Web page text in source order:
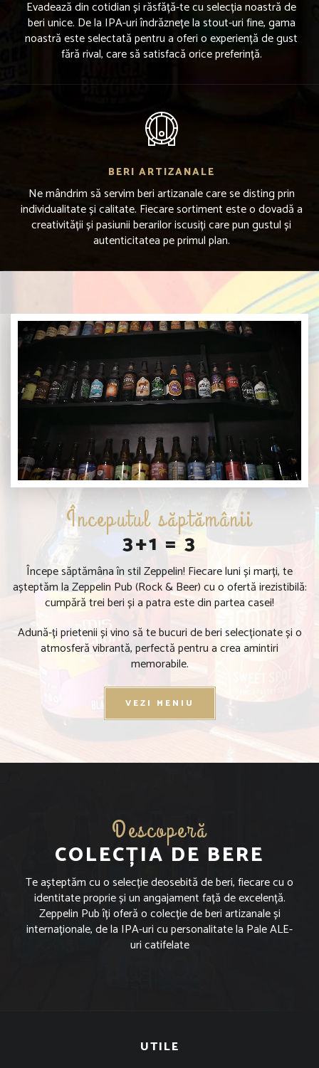
Evadează din cotidian și răsfăță-te cu selecția noastră de
beri unice. De la IPA-uri îndrăznețe la stout-uri fine, gama
noastră este selectată pentru a oferi o experiență de gust
fără rival, care să satisfacă orice preferință.
BERI ARTIZANALE
Ne mândrim să servim beri artizanale care se disting prin
individualitate și calitate. Fiecare sortiment este o dovadă a
creativității și pasiunii berarilor iscusiți care pun gustul și
autenticitatea pe primul plan.
Începutul săptămânii
3+1 = 3
Începe săptămâna în stil Zeppelin! Fiecare luni și marți, te
așteptăm la Zeppelin Pub (Rock & Beer) cu o ofertă irezistibilă:
cumpără trei beri și a patra este din partea casei!
Adună-ți prietenii și vino să te bucuri de beri selecționate și o
atmosferă vibrantă, perfectă pentru a crea amintiri
memorabile.
VEZI MENIU
Descoperă
COLECȚIA DE BERE
Te așteptăm cu o selecție deosebită de beri, fiecare cu o
identitate proprie și un angajament față de excelență.
Zeppelin Pub îți oferă o colecție de beri artizanale și
internaționale, de la IPA-uri cu personalitate la Pale ALE-
uri catifelate
UTILE